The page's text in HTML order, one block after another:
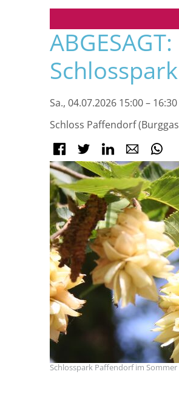
Sa., 04.07.2026 15:00 –
Schloss Paffendorf
Facebook
Twitter LinkedInE-mail
Schlosspark Paffendorf im